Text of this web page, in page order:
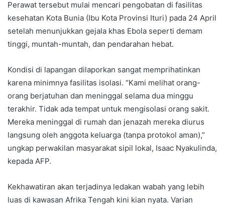
Perawat tersebut mulai mencari pengobatan di fasilitas
kesehatan Kota Bunia (Ibu Kota Provinsi Ituri) pada 24 April
setelah menunjukkan gejala khas Ebola seperti demam
tinggi, muntah-muntah, dan pendarahan hebat.
Kondisi di lapangan dilaporkan sangat memprihatinkan
karena minimnya fasilitas isolasi. “Kami melihat orang-
orang berjatuhan dan meninggal selama dua minggu
terakhir. Tidak ada tempat untuk mengisolasi orang sakit.
Mereka meninggal di rumah dan jenazah mereka diurus
langsung oleh anggota keluarga (tanpa protokol aman),”
ungkap perwakilan masyarakat sipil lokal, Isaac Nyakulinda,
kepada AFP.
Kekhawatiran akan terjadinya ledakan wabah yang lebih
luas di kawasan Afrika Tengah kini kian nyata. Varian